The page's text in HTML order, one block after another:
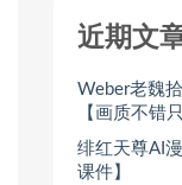
近期文
Weber老魏
【画质不错
绯红天尊AI
课件】